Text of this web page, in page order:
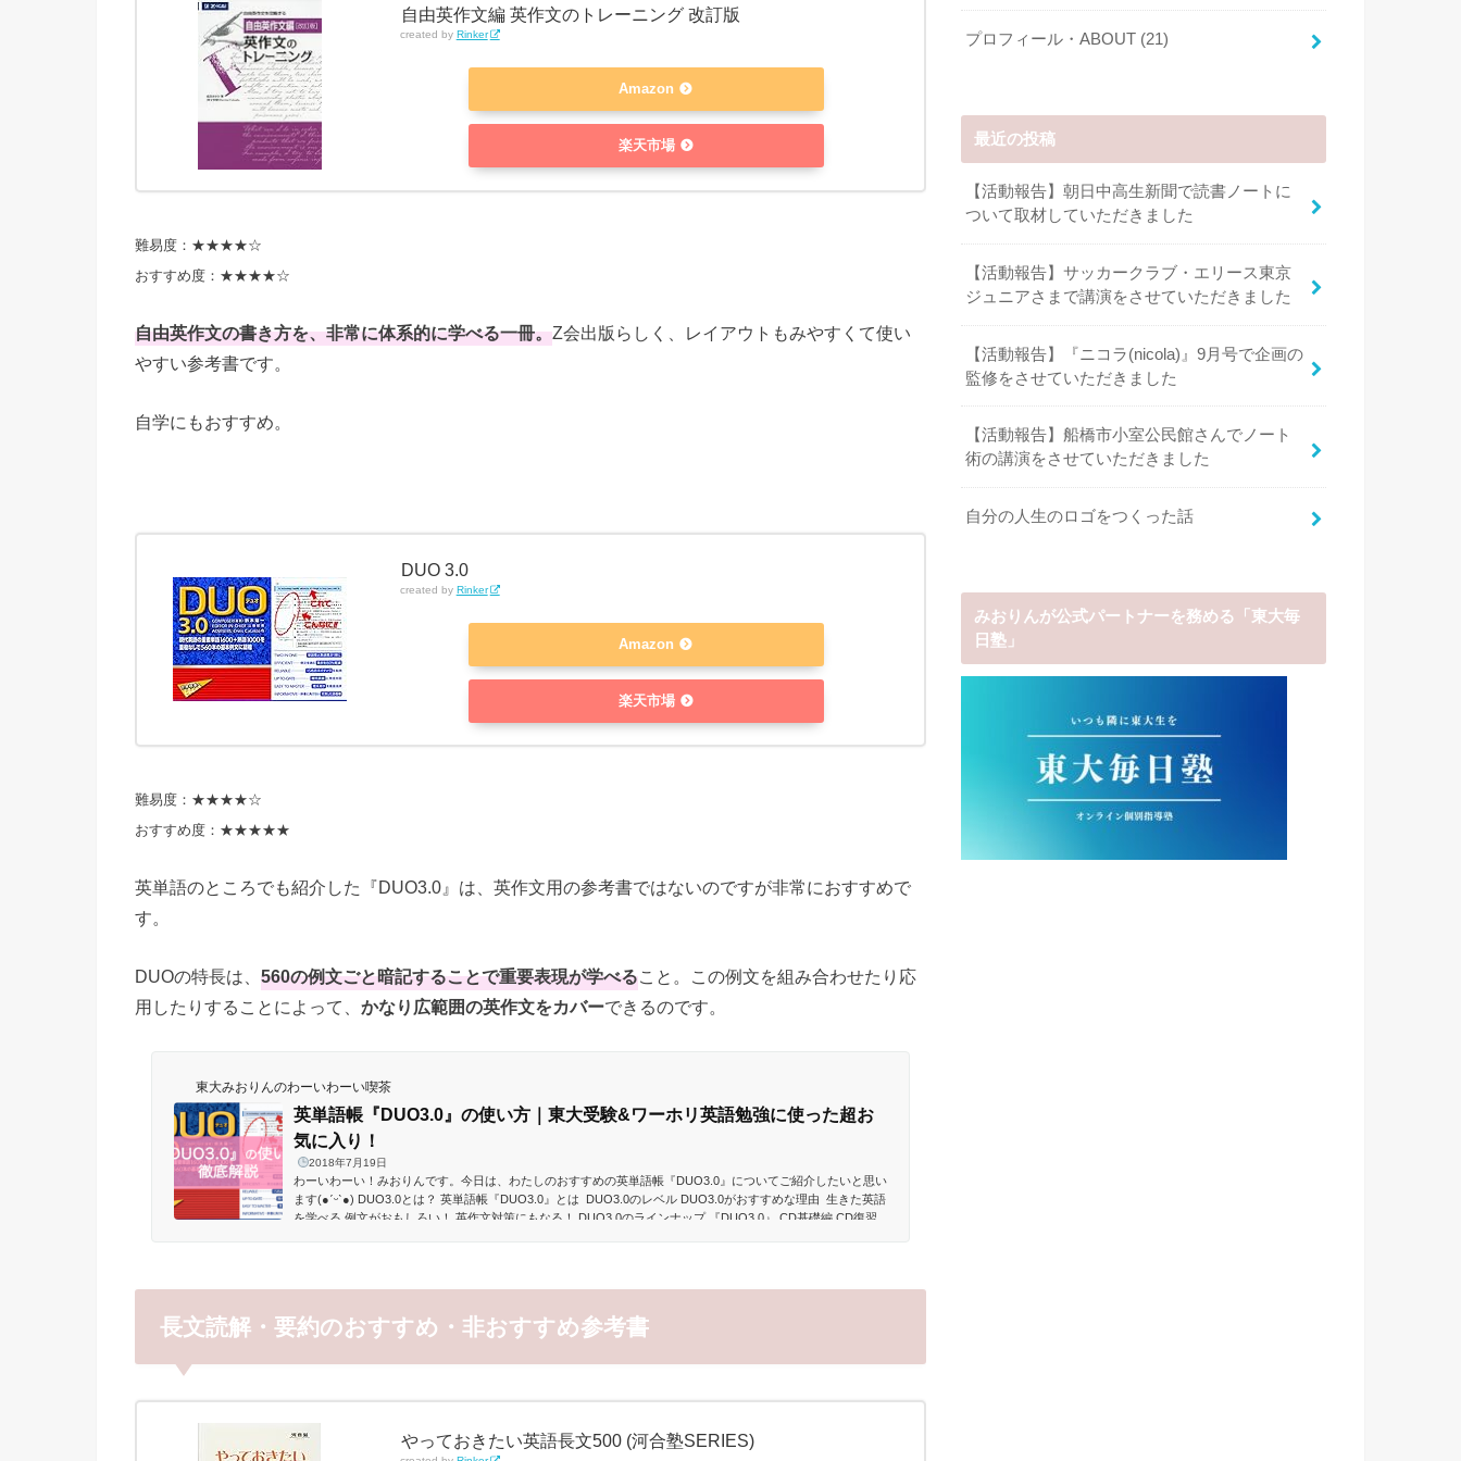
自由英作文編 英作文のトレーニング 改訂版
created by Rinker
Amazon
楽天市場
難易度：★★★★☆
おすすめ度：★★★★☆
自由英作文の書き方を、非常に体系的に学べる一冊。Z会出版らしく、レイアウトもみやすくて使い
やすい参考書です。
自学にもおすすめ。
DUO 3.0
created by Rinker
Amazon
楽天市場
難易度：★★★★☆
おすすめ度：★★★★★
英単語のところでも紹介した『DUO3.0』は、英作文用の参考書ではないのですが非常におすすめで
す。
DUOの特長は、 560の例文ごと暗記することで重要表現が学べること。この例文を組み合わせたり応
用したりすることによって、 かなり広範囲の英作文をカバーできるのです。
東大みおりんのわーいわーい喫茶
英単語帳『DUO3.0』の使い方｜東大受験&ワーホリ英語勉強に使った超お
気に入り！
2018年7月19日
わーいわーい！みおりんです。今日は、わたしのおすすめの英単語帳『DUO3.0』についてご紹介したいと思い
ます(●ˊᵕˋ●) DUO3.0とは？ 英単語帳『DUO3.0』とは DUO3.0のレベル DUO3.0がおすすめな理由 生きた英語
を学べる 例文がおもしろい！ 英作文対策にもなる！ DUO3.0のラインナップ 『DUO3.0』 CD基礎編 CD復習
長文読解・要約のおすすめ・非おすすめ参考書
やっておきたい英語長文500 (河合塾SERIES)
プロフィール・ABOUT (21)
最近の投稿
【活動報告】朝日中高生新聞で読書ノートに
ついて取材していただきました
【活動報告】サッカークラブ・エリース東京
ジュニアさまで講演をさせていただきました
【活動報告】『ニコラ(nicola)』9月号で企画の
監修をさせていただきました
【活動報告】船橋市小室公民館さんでノート
術の講演をさせていただきました
自分の人生のロゴをつくった話
みおりんが公式パートナーを務める「東大毎
日塾」